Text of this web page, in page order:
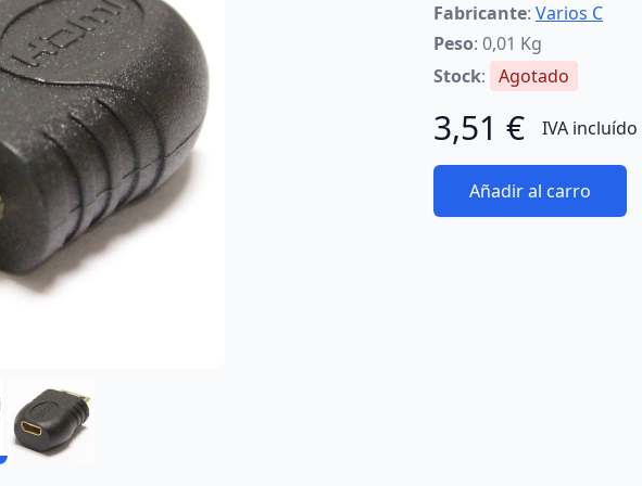
Fabricante: Varios C
Peso: 0,01 Kg
Stock: Agotado
3,51 € IVA incluído
Añadir al carro